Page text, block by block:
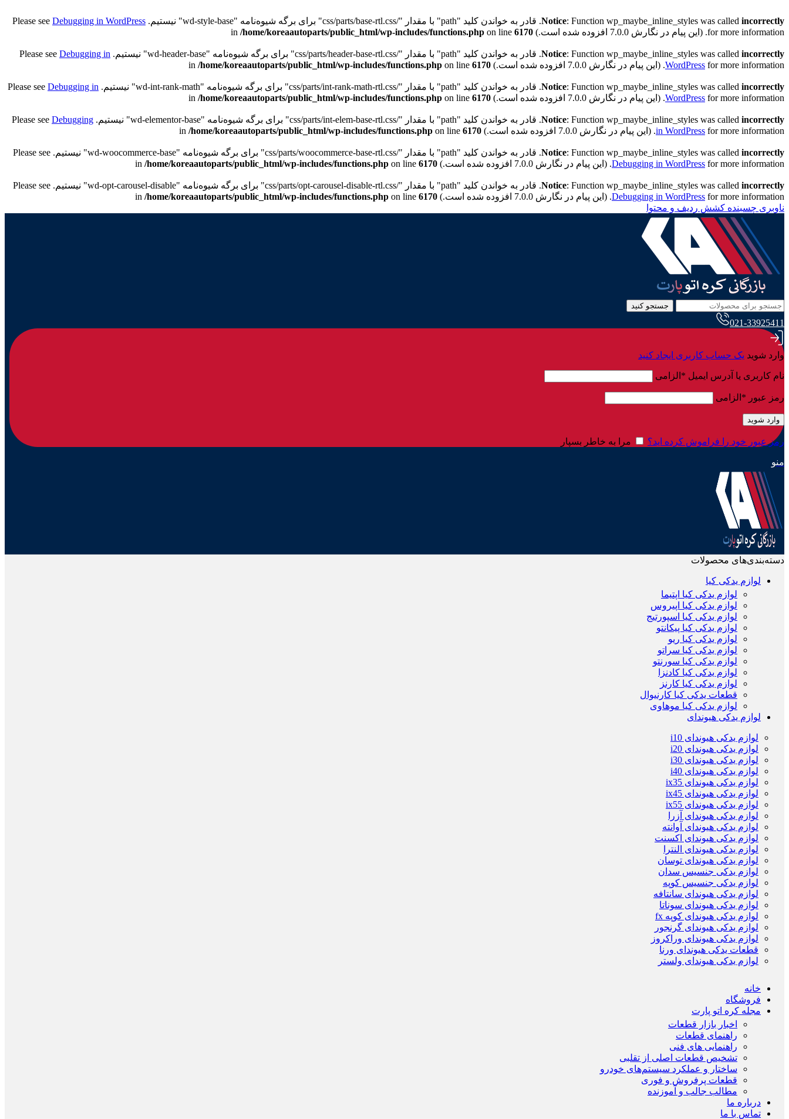
Notice: Function wp_maybe_inline_styles was called incorrectly . قادر به خواندن کلید "path" با مقدار "/css/parts/base-rtl.css" برای برگه شیوه‌نامه "wd-style-base" نیستیم. Please see
Debugging in WordPress
for more information. (این پیام در نگارش 7.0.0 افزوده شده است.) in
/home/koreaautoparts/public_html/wp-includes/functions.php on line 6170
Notice: Function wp_maybe_inline_styles was called incorrectly . قادر به خواندن کلید "path" با مقدار "/css/parts/header-base-rtl.css" برای برگه شیوه‌نامه "wd-header-base" نیستیم. Please see
Debugging in
WordPress for more information. (این پیام در نگارش 7.0.0 افزوده شده است.) in /home/koreaautoparts/public_html/wp-includes/functions.php on line 6170
Notice: Function wp_maybe_inline_styles was called incorrectly . قادر به خواندن کلید "path" با مقدار "/css/parts/int-rank-math-rtl.css" برای برگه شیوه‌نامه "wd-int-rank-math" نیستیم. Please see
Debugging in
WordPress for more information. (این پیام در نگارش 7.0.0 افزوده شده است.) in /home/koreaautoparts/public_html/wp-includes/functions.php on line 6170
Notice: Function wp_maybe_inline_styles was called incorrectly . قادر به خواندن کلید "path" با مقدار "/css/parts/int-elem-base-rtl.css" برای برگه شیوه‌نامه "wd-elementor-base" نیستیم. Please see
Debugging
in WordPress for more information. (این پیام در نگارش 7.0.0 افزوده شده است.) in /home/koreaautoparts/public_html/wp-includes/functions.php on line 6170
Notice: Function wp_maybe_inline_styles was called incorrectly
. قادر به خواندن کلید "path" با مقدار "/css/parts/woocommerce-base-rtl.css" برای برگه شیوه‌نامه "wd-woocommerce-base" نیستیم. Please see
Debugging in WordPress for more information. (این پیام در نگارش 7.0.0 افزوده شده است.) in /home/koreaautoparts/public_html/wp-includes/functions.php on line 6170
Notice: Function wp_maybe_inline_styles was called incorrectly
. قادر به خواندن کلید "path" با مقدار "/css/parts/opt-carousel-disable-rtl.css" برای برگه شیوه‌نامه "wd-opt-carousel-disable" نیستیم. Please see
Debugging in WordPress for more information. (این پیام در نگارش 7.0.0 افزوده شده است.) in /home/koreaautoparts/public_html/wp-includes/functions.php on line 6170
ناوبری چسبنده کشش ردیف و محتوا
جستجو کنید
021-33925411
وارد شوید یک حساب کاربری ایجاد کنید
نام کاربری یا آدرس ایمیل * الزامی
رمز عبور * الزامی
وارد شوید
رمز عبور خود را فراموش کرده اید؟ مرا به خاطر بسپار
منو
دسته‌بندی‌های محصولات
لوازم یدکی کیا
لوازم یدکی کیا اپتیما
لوازم یدکی کیا اپیروس
لوازم یدکی کیا اسپورتیج
لوازم یدکی کیا پیکانتو
لوازم یدکی کیا ریو
لوازم یدکی کیا سراتو
لوازم یدکی کیا سورنتو
لوازم یدکی کیا کادنزا
لوازم یدکی کیا کارنز
قطعات یدکی کیا کارنیوال
لوازم یدکی کیا موهاوی
لوازم یدکی هیوندای
لوازم یدکی هیوندای i10
لوازم یدکی هیوندای i20
لوازم یدکی هیوندای i30
لوازم یدکی هیوندای i40
لوازم یدکی هیوندای ix35
لوازم یدکی هیوندای ix45
لوازم یدکی هیوندای ix55
لوازم یدکی هیوندای آزرا
لوازم یدکی هیوندای آوانته
لوازم یدکی هیوندای اکسنت
لوازم یدکی هیوندای النترا
لوازم یدکی هیوندای توسان
لوازم یدکی جنسیس سدان
لوازم یدکی جنسیس کوپه
لوازم یدکی هیوندای سانتافه
لوازم یدکی هیوندای سوناتا
لوازم یدکی هیوندای کوپه fx
لوازم یدکی هیوندای گرنجور
لوازم یدکی هیوندای وراکروز
قطعات یدکی هیوندای ورنا
لوازم یدکی هیوندای ولستر
خانه
فروشگاه
مجله کره اتو پارت
اخبار بازار قطعات
راهنمای قطعات
راهنمایی های فنی
تشخیص قطعات اصلی از تقلبی
ساختار و عملکرد سیستم‌های خودرو
قطعات پرفروش و فوری
مطالب جالب و آموزنده
درباره ما
تماس با ما